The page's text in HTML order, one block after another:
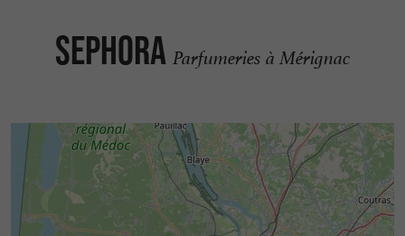
Sephora Parfumeries à Mérignac